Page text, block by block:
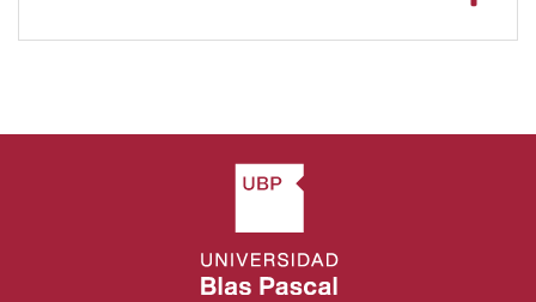
[ubp_show_more color="#a2332a"] Universidad Jaime I.
España. (adeuda tesis)Maestrando en la “Maestría de